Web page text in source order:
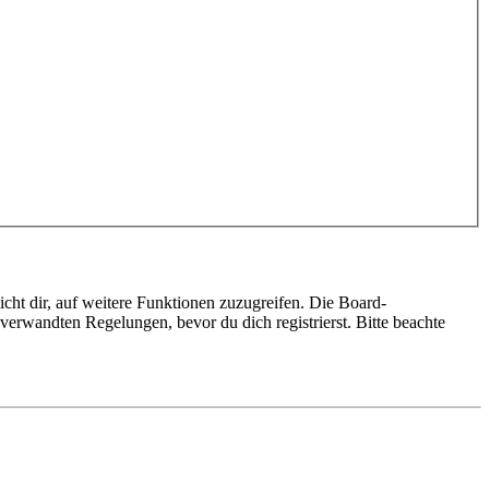
dir, auf weitere Funktionen zuzugreifen. Die Board-
Regelungen, bevor du dich registrierst. Bitte beachte